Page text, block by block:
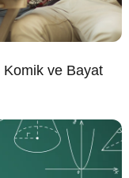
Komik ve Bayat